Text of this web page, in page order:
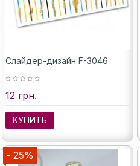
Слайдер-дизайн F-3046
12 грн.
КУПИТЬ
- 25%